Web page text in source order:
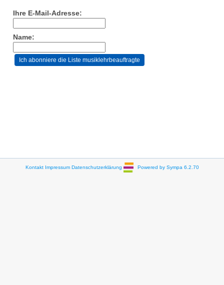
Ihre E-Mail-Adresse:
Name:
Kontakt Impressum Datenschutzerklärung Powered by Sympa 6.2.70